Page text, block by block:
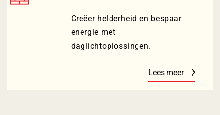
Creëer helderheid en bespaar
energie met
daglichtoplossingen.
Lees meer